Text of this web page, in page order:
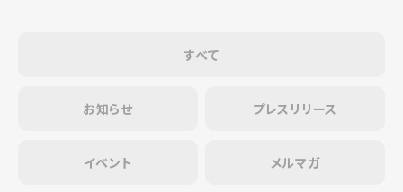
すべて
お知らせ プレスリリース
イベント メルマガ